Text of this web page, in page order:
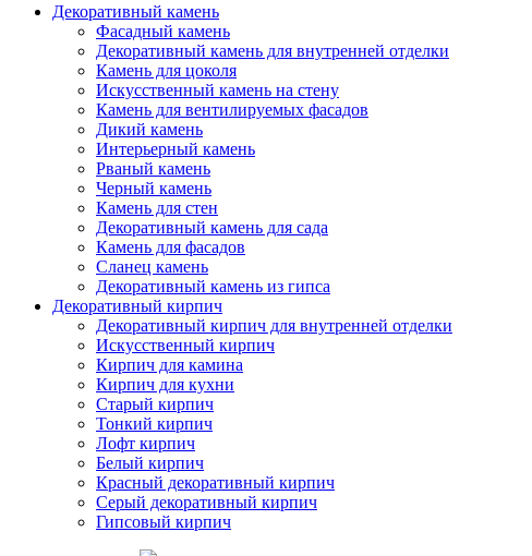
Декоративный камень
Фасадный камень
Декоративный камень для внутренней отделки
Камень для цоколя
Искусственный камень на стену
Камень для вентилируемых фасадов
Дикий камень
Интерьерный камень
Рваный камень
Черный камень
Камень для стен
Декоративный камень для сада
Камень для фасадов
Сланец камень
Декоративный камень из гипса
Декоративный кирпич
Декоративный кирпич для внутренней отделки
Искусственный кирпич
Кирпич для камина
Кирпич для кухни
Старый кирпич
Тонкий кирпич
Лофт кирпич
Белый кирпич
Красный декоративный кирпич
Серый декоративный кирпич
Гипсовый кирпич